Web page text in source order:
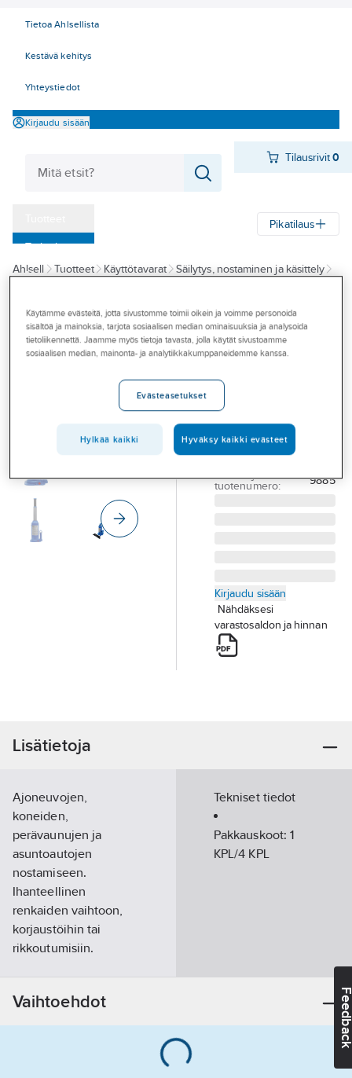
Tietoa Ahlsellista
Kestävä kehitys
Yhteystiedot
Kirjaudu sisään
Tilausrivit 0
‎Tarjoukset
Myymälät
Konseptit
Palvelut
Pikatilaus
Ahlsell Tuotteet Käyttötavarat
Säilytys, nostaminen ja käsittely
BGS TECHNIC
Hydraulinen
BGS 10T
HYDRAULINEN
PULLOTUNKKI BGS
10 T
tuotenumero:
9885
Kirjaudu sisään
Nähdäksesi
varastosaldon ja hinnan
Lisätietoja
Ajoneuvojen,
koneiden,
perävaunujen ja
asuntoautojen
nostamiseen.
Ihanteellinen
renkaiden vaihtoon,
korjaustöihin tai
rikkoutumisiin.
mäntä. Vahva, hitsattu
teräsrakenne. Suuri
Tekniset tiedot
Pakkauskoot:1
KPL/4 KPL
Vaihtoehdot
Käytämme evästeitä, jotta sivustomme toimii oikein ja voimme personoida
sisältöä ja mainoksia, tarjota sosiaalisen median ominaisuuksia ja analysoida
tietoliikennettä. Jaamme myös tietoja tavasta, jolla käytät sivustoamme
sosiaalisen median, mainonta- ja analytiikkakumppaneidemme kanssa.
Evästeasetukset
Hylkää kaikki Hyväksy kaikki evästeet